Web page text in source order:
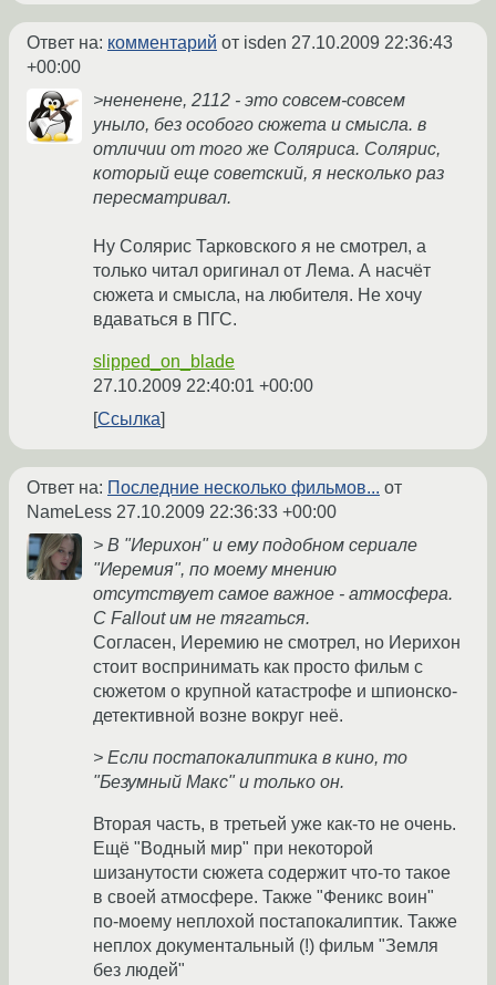
Ответ на: комментарий от isden 27.10.2009 22:36:43
+00:00
>нененене, 2112 - это совсем-совсем
уныло, без особого сюжета и смысла. в
отличии от того же Соляриса. Солярис,
который еще советский, я несколько раз
пересматривал.
Ну Солярис Тарковского я не смотрел, а
только читал оригинал от Лема. А насчёт
сюжета и смысла, на любителя. Не хочу
вдаваться в ПГС.
slipped_on_blade
27.10.2009 22:40:01 +00:00
Ссылка
Ответ на: Последние несколько фильмов... от
NameLess 27.10.2009 22:36:33 +00:00
> В "Иерихон" и ему подобном сериале
"Иеремия", по моему мнению
отсутствует самое важное - атмосфера.
С Fallout им не тягаться.
Согласен, Иеремию не смотрел, но Иерихон
стоит воспринимать как просто фильм с
сюжетом о крупной катастрофе и шпионско-
детективной возне вокруг неё.
> Если постапокалиптика в кино, то
"Безумный Макс" и только он.
Вторая часть, в третьей уже как-то не очень.
Ещё "Водный мир" при некоторой
шизанутости сюжета содержит что-то такое
в своей атмосфере. Также "Феникс воин"
по-моему неплохой постапокалиптик. Также
неплох документальный (!) фильм "Земля
без людей"